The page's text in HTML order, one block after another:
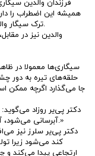
فرزندان والدین
همیشه این اضطراب را
ترک سیگار والدین، برای فرزندان نیز آرامش به ارمغان می‌آورد.
والدین نیز در
سیگاری‌ها معمولا در
حلقه‌های تیره به دور
جا می‌گذارد اگرچه ممکن
دکتر پی‌یر روزاد
آبرسانی می‌شود، آلودگی کمتری دارد و رنگ چهره روشن‌تر می‌شود.»
دکتر پی‌یر سلرز نیز
کند می‌شود زیرا
ارتجاعی پیدا می‌کند